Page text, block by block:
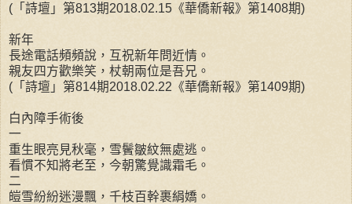
(「詩壇」第813期2018.02.15《華僑新報》第1408期)
新年
長途電話頻頻說，互祝新年問近情。
親友四方歡樂笑，杖朝兩位是吾兄。
(「詩壇」第814期2018.02.22《華僑新報》第1409期)
白內障手術後
一
重生眼亮見秋毫，雪鬢皺紋無處逃。
看慣不知將老至，今朝驚覺識霜毛。
二
皚雪紛紛迷漫飄，千枝百幹裹絹嬌。